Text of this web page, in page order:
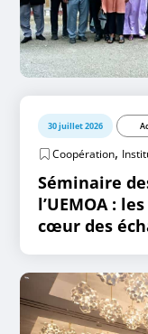
30 juillet 2026
Coopération,
Séminaire
l’UEMOA :
cœur des